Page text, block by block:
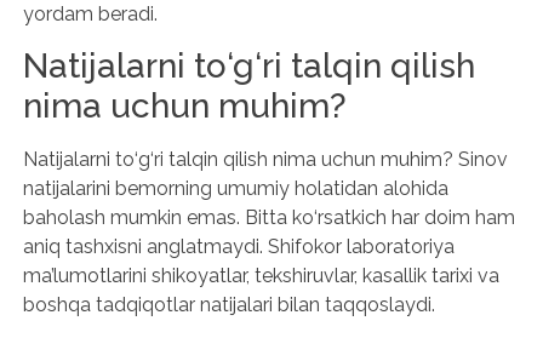
yordam beradi.
Natijalarni to‘g‘ri talqin qilish
nima uchun muhim?
Natijalarni to‘g‘ri talqin qilish nima uchun muhim? Sinov
natijalarini bemorning umumiy holatidan alohida
baholash mumkin emas. Bitta ko‘rsatkich har doim ham
aniq tashxisni anglatmaydi. Shifokor laboratoriya
ma’lumotlarini shikoyatlar, tekshiruvlar, kasallik tarixi va
boshqa tadqiqotlar natijalari bilan taqqoslaydi.